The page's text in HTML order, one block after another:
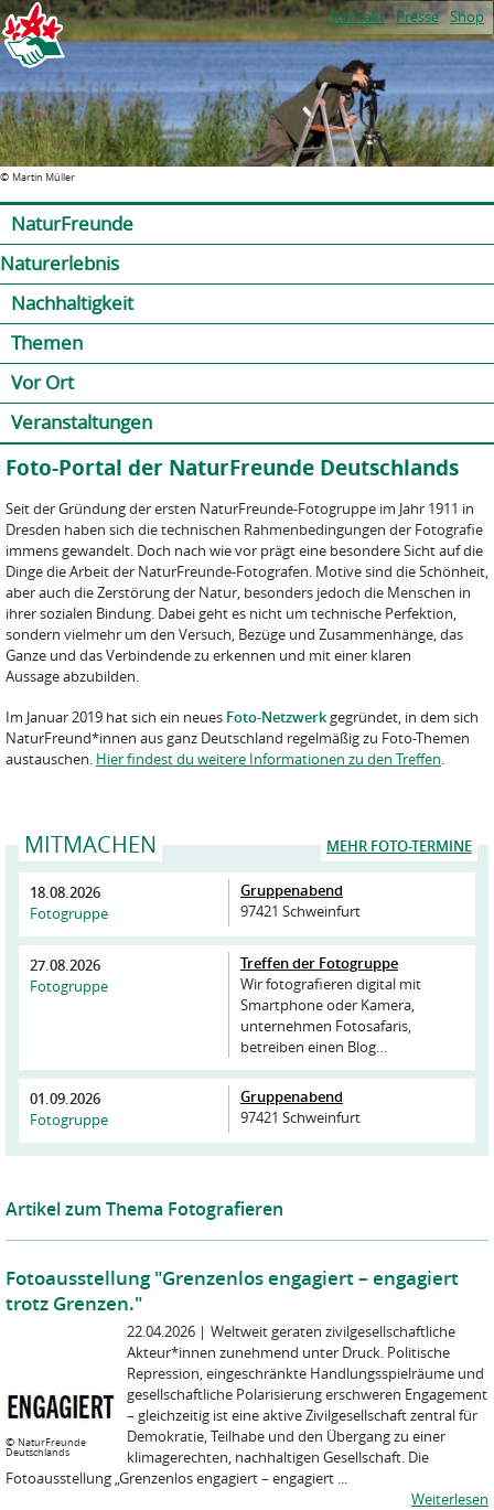
Jump to navigation
© Martin Müller
Kontakt Presse Shop
NaturFreunde
Naturerlebnis
Nachhaltigkeit
Themen
Vor Ort
Veranstaltungen
Foto-Portal der NaturFreunde Deutschlands
Seit der Gründung der ersten NaturFreunde-Fotogruppe im Jahr 1911 in
Dresden haben sich die technischen Rahmenbedingungen der Fotografie
immens gewandelt. Doch nach wie vor prägt eine besondere Sicht auf die
Dinge die Arbeit der NaturFreunde-Fotografen. Motive sind die Schönheit,
aber auch die Zerstörung der Natur, besonders jedoch die Menschen in
ihrer sozialen Bindung. Dabei geht es nicht um technische Perfektion,
sondern vielmehr um den Versuch, Bezüge und Zusammenhänge, das
Ganze und das Verbindende zu erkennen und mit einer klaren
Aussage abzubilden.
Im Januar 2019 hat sich ein neues Foto-Netzwerkgegründet, in dem sich
NaturFreund*innen aus ganz Deutschland regelmäßig zu Foto-Themen
austauschen. Hier findest du weitere Informationen zu den Treffen.
MEHR FOTO-TERMINE
MITMACHEN
18.08.2026
Fotogruppe
Gruppenabend
97421 Schweinfurt
27.08.2026
Fotogruppe
Treffen der Fotogruppe
Wir fotografieren digital mit
Smartphone oder Kamera,
unternehmen Fotosafaris,
betreiben einen Blog…
01.09.2026
Fotogruppe
Gruppenabend
97421 Schweinfurt
Artikel zum Thema Fotografieren
Fotoausstellung "Grenzenlos engagiert – engagiert
trotz Grenzen."
© NaturFreunde
Deutschlands
22.04.2026 | Weltweit geraten zivilgesellschaftliche
Akteur*innen zunehmend unter Druck. Politische
Repression, eingeschränkte Handlungsspielräume und
gesellschaftliche Polarisierung erschweren Engagement
– gleichzeitig ist eine aktive Zivilgesellschaft zentral für
Demokratie, Teilhabe und den Übergang zu einer
klimagerechten, nachhaltigen Gesellschaft. Die
Fotoausstellung „Grenzenlos engagiert – engagiert ...
Weiterlesen